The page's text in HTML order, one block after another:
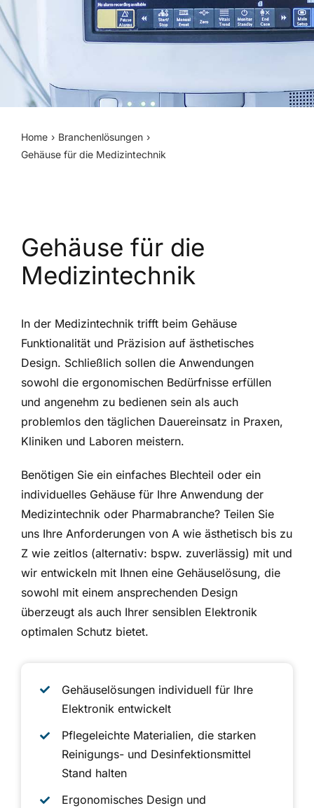
Home
Branchenlösungen
Gehäuse für die Medizintechnik
Gehäuse für die
Medizintechnik
In der Medizintechnik trifft beim Gehäuse
Funktionalität und Präzision auf ästhetisches
Design. Schließlich sollen die Anwendungen
sowohl die ergonomischen Bedürfnisse erfüllen
und angenehm zu bedienen sein als auch
problemlos den täglichen Dauereinsatz in Praxen,
Kliniken und Laboren meistern.
Benötigen Sie ein einfaches Blechteil oder ein
individuelles Gehäuse für Ihre Anwendung der
Medizintechnik oder Pharmabranche? Teilen Sie
uns Ihre Anforderungen von A wie ästhetisch bis zu
Z wie zeitlos (alternativ: bspw. zuverlässig) mit und
wir entwickeln mit Ihnen eine Gehäuselösung, die
sowohl mit einem ansprechenden Design
überzeugt als auch Ihrer sensiblen Elektronik
optimalen Schutz bietet.
Gehäuselösungen individuell für Ihre
Elektronik entwickelt
Pflegeleichte Materialien, die starken
Reinigungs- und Desinfektionsmittel
Stand halten
Ergonomisches Design und